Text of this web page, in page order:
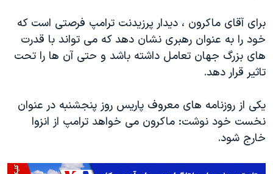
برای آقای ماکرون ، دیدار پرزیدنت ترامپ فرصتی است که
خود را به عنوان رهبری نشان دهد که می تواند با قدرت
های بزرگ جهان تعامل داشته باشد و حتی آن ها را تحت
تاثیر قرار دهد.
یکی از روزنامه های معروف پاریس روز پنجشنبه در عنوان
نخست خود نوشت: ماکرون می خواهد ترامپ از انزوا
خارج شود.